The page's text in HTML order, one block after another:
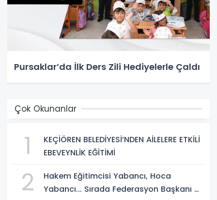
Pursaklar’da İlk Ders Zili Hediyelerle Çaldı
Çok Okunanlar
1
KEÇİÖREN BELEDİYESİ’NDEN AİLELERE ETKİLİ
EBEVEYNLİK EĞİTİMİ
2
Hakem Eğitimcisi Yabancı, Hoca
Yabancı... Sırada Federasyon Başkanı mı